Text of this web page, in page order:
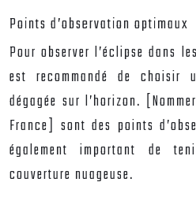
Points d’observation optimaux
Pour observer l’éclipse dans
est recommandé de
dégagée sur l’horizon.
France] sont des points
également important de
couverture nuageuse.